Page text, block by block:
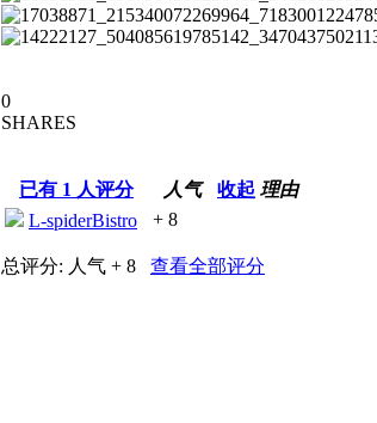
0
SHARES
已有 1 人评分 人气 收起 理由
L-spiderBistro
+ 8
总评分: 人气 + 8 查看全部评分